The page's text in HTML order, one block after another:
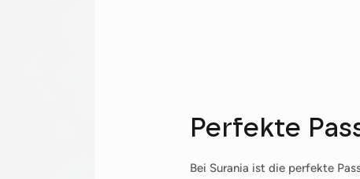
Perfekte
Bei Surania ist die perfekte